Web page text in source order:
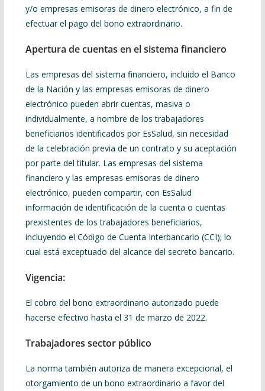
y/o empresas emisoras de dinero electrónico, a fin de
efectuar el pago del bono extraordinario.
Apertura de cuentas en el sistema financiero
Las empresas del sistema financiero, incluido el Banco
de la Nación y las empresas emisoras de dinero
electrónico pueden abrir cuentas, masiva o
individualmente, a nombre de los trabajadores
beneficiarios identificados por EsSalud, sin necesidad
de la celebración previa de un contrato y su aceptación
por parte del titular. Las empresas del sistema
financiero y las empresas emisoras de dinero
electrónico, pueden compartir, con EsSalud
información de identificación de la cuenta o cuentas
prexistentes de los trabajadores beneficiarios,
incluyendo el Código de Cuenta Interbancario (CCI); lo
cual está exceptuado del alcance del secreto bancario.
Vigencia:
El cobro del bono extraordinario autorizado puede
hacerse efectivo hasta el 31 de marzo de 2022.
Trabajadores sector público
La norma también autoriza de manera excepcional, el
otorgamiento de un bono extraordinario a favor del